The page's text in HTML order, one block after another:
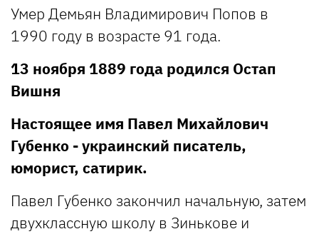
Умер Демьян Владимирович Попов в
1990 году в возрасте 91 года.
13 ноября 1889 года родился Остап
Вишня
Настоящее имя Павел Михайлович
Губенко - украинский писатель,
юморист, сатирик.
Павел Губенко закончил начальную, затем
двухклассную школу в Зинькове и